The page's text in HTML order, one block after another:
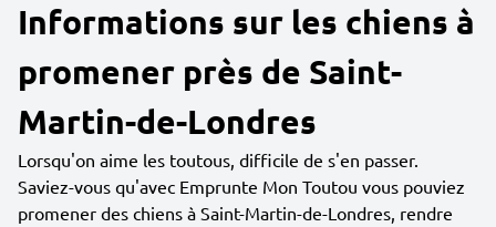
Informations sur les chiens à
promener près de Saint-
Martin-de-Londres
Lorsqu'on aime les toutous, difficile de s'en passer.
Saviez-vous qu'avec Emprunte Mon Toutou vous pouviez
promener des chiens à Saint-Martin-de-Londres, rendre